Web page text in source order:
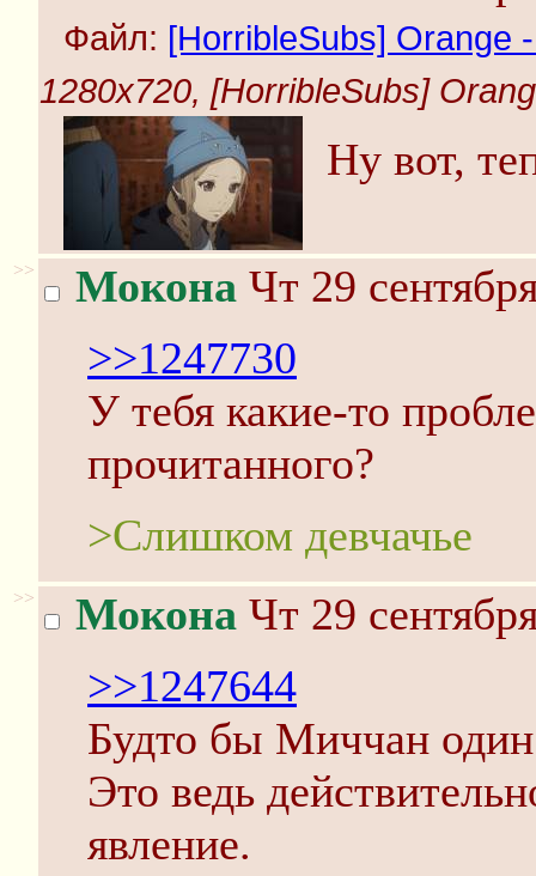
Файл: [HorribleSubs] Orange
1280x720, [HorribleSubs]
Ну вот,
>> Мокона Чт 29
>>1247730
У тебя какие-то
прочитанного?
>Слишком девчачье
>> Мокона Чт 29
>>1247644
Будто бы Миччан
Это ведь
явление.